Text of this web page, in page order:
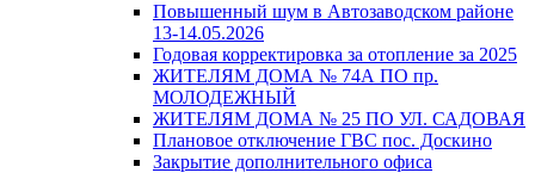
Повышенный шум в Автозаводском районе
13-14.05.2026
Годовая корректировка за отопление за 2025
ЖИТЕЛЯМ ДОМА № 74А ПО пр.
МОЛОДЕЖНЫЙ
ЖИТЕЛЯМ ДОМА № 25 ПО УЛ. САДОВАЯ
Плановое отключение ГВС пос. Доскино
Закрытие дополнительного офиса